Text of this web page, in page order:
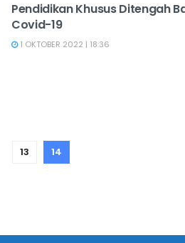
Pendidikan Khusus Ditengah
Covid-19
1 OKTOBER 2022 | 18:36
13 14